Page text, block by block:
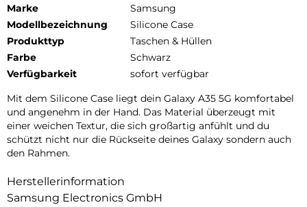
Marke
Samsung
Modellbezeichnung
Silicone Case
Produkttyp
Taschen & Hüllen
Farbe
Schwarz
Verfügbarkeit
sofort verfügbar
Mit dem Silicone Case liegt dein Galaxy A35 5G komfortabel
und angenehm in der Hand. Das Material überzeugt mit
einer weichen Textur, die sich großartig anfühlt und du
schützt nicht nur die Rückseite deines Galaxy sondern auch
den Rahmen.
Herstellerinformation
Samsung Electronics GmbH